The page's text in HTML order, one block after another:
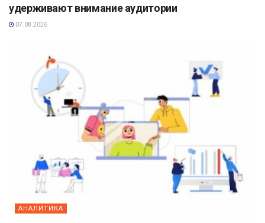
удерживают внимание аудитории
07.08.2026
АНАЛИТИКА